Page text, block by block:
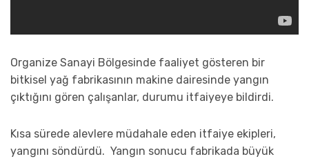
Organize Sanayi Bölgesinde faaliyet gösteren bir
bitkisel yağ fabrikasının makine dairesinde yangın
çıktığını gören çalışanlar, durumu itfaiyeye bildirdi.
Kısa sürede alevlere müdahale eden itfaiye ekipleri,
yangını söndürdü. Yangın sonucu fabrikada büyük